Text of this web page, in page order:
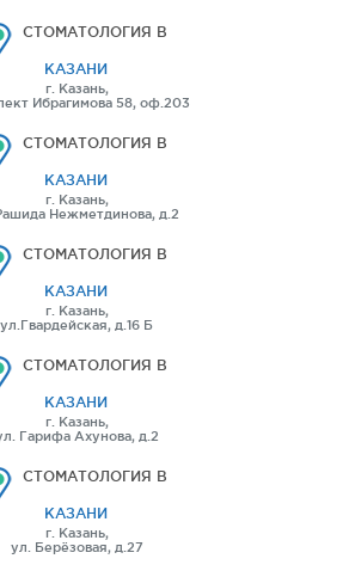
СТОМАТОЛОГИЯ В
КАЗАНИ
г. Казань,
Ибрагимова 58, оф.203
СТОМАТОЛОГИЯ В
КАЗАНИ
г. Казань,
Нежметдинова, д.2
СТОМАТОЛОГИЯ В
КАЗАНИ
г. Казань,
ул.Гвардейская, д.16 Б
СТОМАТОЛОГИЯ В
КАЗАНИ
г. Казань,
Гарифа Ахунова, д.2
СТОМАТОЛОГИЯ В
КАЗАНИ
г. Казань,
ул. Берёзовая, д.27